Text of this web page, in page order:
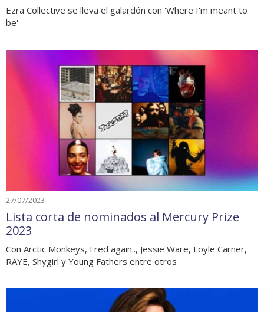
Ezra Collective se lleva el galardón con 'Where I'm meant to
be'
27/07/2023
Lista corta de nominados al Mercury Prize
2023
Con Arctic Monkeys, Fred again.., Jessie Ware, Loyle Carner,
RAYE, Shygirl y Young Fathers entre otros